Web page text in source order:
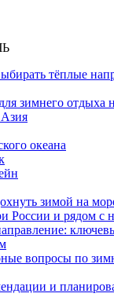
тёплые
зимнего отдыха
океана
зимой на
России и рядом с
вопросы по
и